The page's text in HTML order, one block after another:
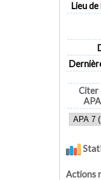
Lieu
Citer
Actions